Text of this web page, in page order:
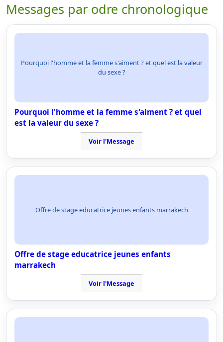
Messages par odre chronologique
Pourquoi l'homme et la femme s'aiment ? et quel est la valeur
du sexe ?
Pourquoi l'homme et la femme s'aiment ? et quel
est la valeur du sexe ?
Voir l'Message
Offre de stage educatrice jeunes enfants marrakech
Offre de stage educatrice jeunes enfants
marrakech
Voir l'Message